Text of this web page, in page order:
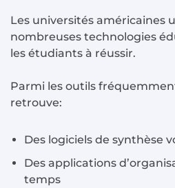
Les universités américaines
nombreuses technologies
les étudiants à réussir.
Parmi les outils
retrouve:
Des logiciels de synthèse
Des applications
temps